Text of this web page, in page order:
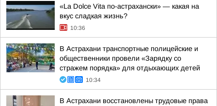
«La Dolce Vita по-астрахански» — какая на
вкус сладкая жизнь?
10:36
В Астрахани транспортные полицейские и
общественники провели «Зарядку со
стражем порядка» для отдыхающих детей
10:34
В Астрахани восстановлены трудовые права